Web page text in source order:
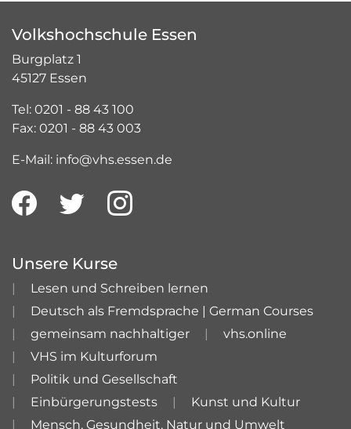
Volkshochschule Essen
Burgplatz 1
45127 Essen
Tel: 0201 - 88 43 100
Fax: 0201 - 88 43 003
E-Mail: info@vhs.essen.de
Unsere Kurse
Lesen und Schreiben lernen
Deutsch als Fremdsprache | German Courses
gemeinsam nachhaltiger
vhs.online
VHS im Kulturforum
Politik und Gesellschaft
Einbürgerungstests
Kunst und Kultur
Mensch, Gesundheit, Natur und Umwelt